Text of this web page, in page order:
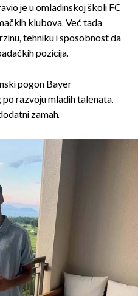
je u omladinskoj školi FC
klubova. Već tada
tehniku i sposobnost da
pozicija.
pogon Bayer
razvoju mladih talenata.
zamah.